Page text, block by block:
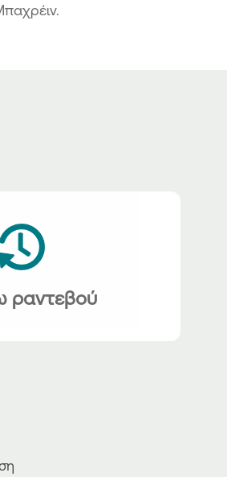
ραντεβού